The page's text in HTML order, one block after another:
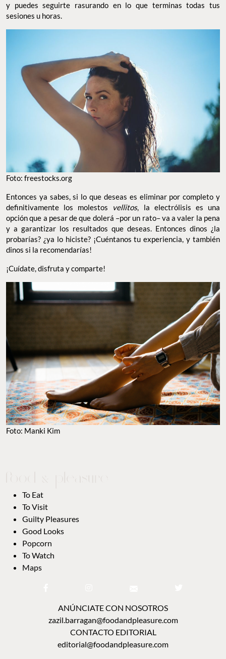
y puedes seguirte rasurando en lo que terminas todas tus
sesiones u horas.
Foto: freestocks.org
Entonces ya sabes, si lo que deseas es eliminar por completo y
definitivamente los molestos vellitos, la electrólisis es una
opción que a pesar de que dolerá –por un rato– va a valer la pena
y a garantizar los resultados que deseas. Entonces dinos ¿la
probarías? ¿ya lo hiciste? ¡Cuéntanos tu experiencia, y también
dinos si la recomendarías!
¡Cuídate, disfruta y comparte!
Foto: Manki Kim
To Eat
To Visit
Guilty Pleasures
Good Looks
Popcorn
To Watch
Maps
ANÚNCIATE CON NOSOTROS
zazil.barragan@foodandpleasure.com
CONTACTO EDITORIAL
editorial@foodandpleasure.com